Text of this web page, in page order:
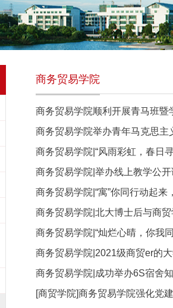
商务贸易学院
商务贸易学院顺利开展青马班暨
商务贸易学院举办青年马克思主
商务贸易学院|“风雨彩虹，春日
商务贸易学院|举办线上教学公
商务贸易学院|“寓”你同行动起
商务贸易学院|北大博士后与商
商务贸易学院|“灿烂心晴，你我
商务贸易学院|2021级商贸er的
商务贸易学院|成功举办6S宿舍
[商贸学院]商务贸易学院强化党